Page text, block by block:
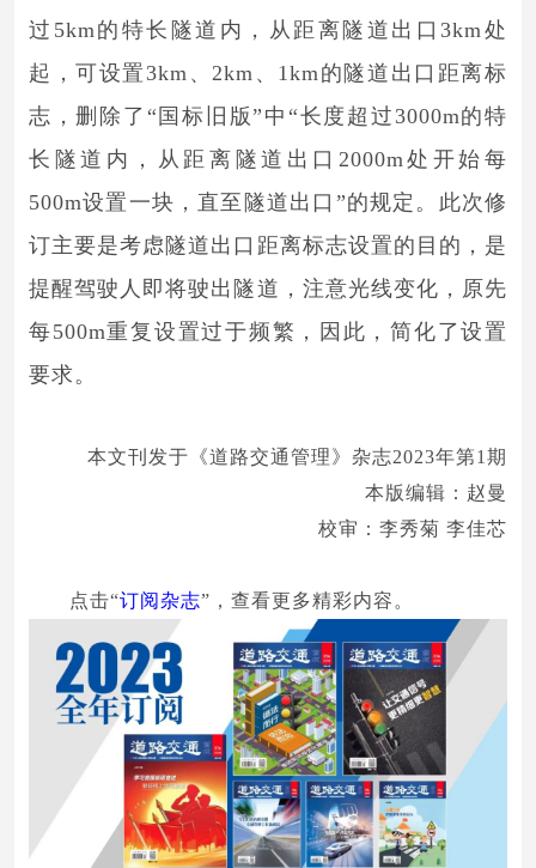
过5km的特长隧道内，从距离隧道出口3km处
起，可设置3km、2km、1km的隧道出口距离标
志，删除了“国标旧版”中“长度超过3000m的特
长隧道内，从距离隧道出口2000m处开始每
500m设置一块，直至隧道出口”的规定。此次修
订主要是考虑隧道出口距离标志设置的目的，是
提醒驾驶人即将驶出隧道，注意光线变化，原先
每500m重复设置过于频繁，因此，简化了设置
要求。
本文刊发于《道路交通管理》杂志2023年第1期
本版编辑：赵曼
校审：李秀菊 李佳芯
点击“订阅杂志”，查看更多精彩内容。